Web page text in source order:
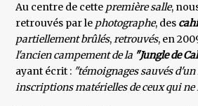
Au centre de cette première salle,
retrouvés par le photographe, des
partiellement brûlés,retrouvés, en
l'ancien campement de la "Jungle de
ayant écrit : "témoignages sauvés
inscriptions matérielles de ceux qui ne